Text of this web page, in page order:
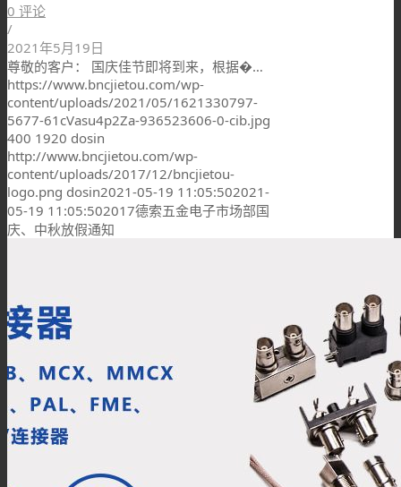
0 评论
/
2021年5月19日
尊敬的客户： 国庆佳节即将到来，根据�…
https://www.bncjietou.com/wp-
content/uploads/2021/05/1621330797-
5677-61cVasu4p2Za-936523606-0-cib.jpg
400 1920 dosin
http://www.bncjietou.com/wp-
content/uploads/2017/12/bncjietou-
logo.png dosin2021-05-19 11:05:502021-
05-19 11:05:502017德索五金电子市场部国
庆、中秋放假通知